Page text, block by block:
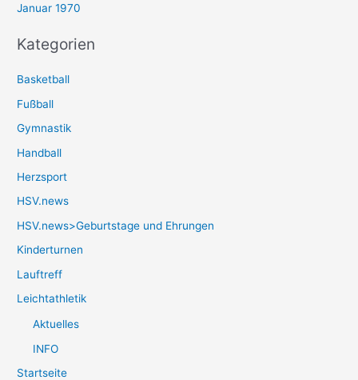
Januar 1970
Kategorien
Basketball
Fußball
Gymnastik
Handball
Herzsport
HSV.news
HSV.news>Geburtstage und Ehrungen
Kinderturnen
Lauftreff
Leichtathletik
Aktuelles
INFO
Startseite